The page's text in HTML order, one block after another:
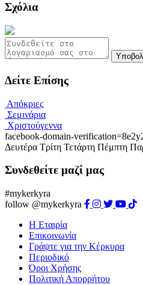
Σχόλια
Δείτε Επίσης
Απόκριες
Σεμινάρια
Χριστούγεννα
facebook-domain-
Δευτέρα Τρίτη Τετάρτη Πέμπτη
Συνδεθείτε μαζί μας
#mykerkyra
follow @mykerkyra
Η Εταιρία
Επικοινωνία
Γράψτε για την Κέρκυρα
Περιοδικό
Όροι Χρήσης
Πολιτική Απορρήτου